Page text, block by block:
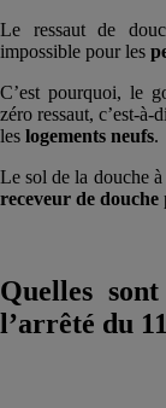
Le ressaut de
impossible pour les
C’est pourquoi, le
zéro ressaut, c’est-
les logements neufs.
Le sol de la douche à
receveur de douche
Quelles
l’arrêté du